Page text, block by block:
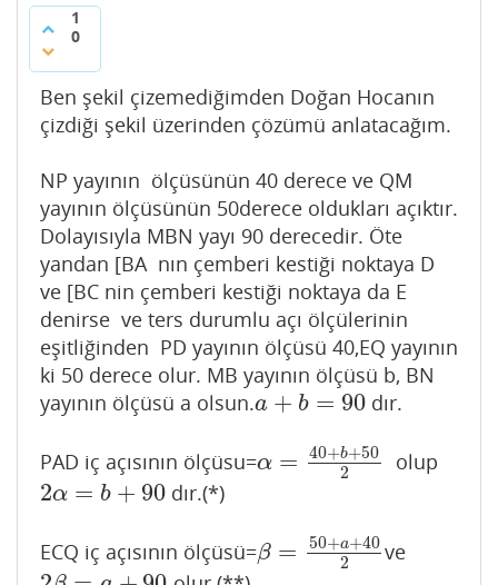
1
0
Ben şekil çizemediğimden Doğan Hocanın
çizdiği şekil üzerinden çözümü anlatacağım.
NP yayının ölçüsünün 40 derece ve QM
yayının ölçüsünün 50derece oldukları açıktır.
Dolayısıyla MBN yayı 90 derecedir. Öte
yandan [BA nın çemberi kestiği noktaya D
ve [BC nin çemberi kestiği noktaya da E
denirse ve ters durumlu açı ölçülerinin
eşitliğinden PD yayının ölçüsü 40,EQ yayının
ki 50 derece olur. MB yayının ölçüsü b, BN
yayının ölçüsü a olsun.a + b = 90
a+b=90 dır.
PAD iç açısının ölçüsu=α = 40+b+50
2
α= 40 +b+502 olup
2α = b + 90
2α= b+ 90 dır.(*)
ECQ iç açısının ölçüsü=β = 50+a+40
2
β=50 +a+402 ve